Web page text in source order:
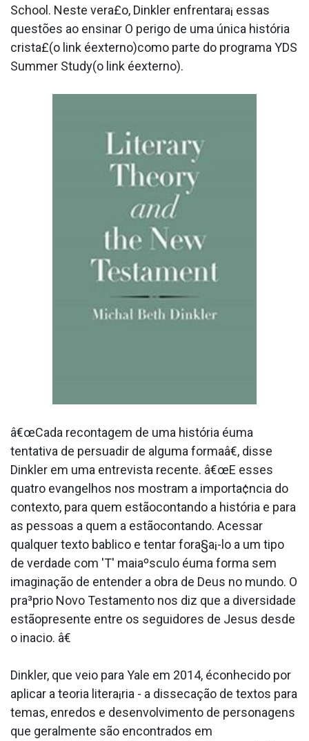
School. Neste vera£o, Dinkler enfrentara¡ essas
questões ao ensinar O perigo de uma única história
crista£(o link éexterno)como parte do programa YDS
Summer Study(o link éexterno).
â€œCada recontagem de uma história éuma
tentativa de persuadir de alguma formaâ€, disse
Dinkler em uma entrevista recente. â€œE esses
quatro evangelhos nos mostram a importa¢ncia do
contexto, para quem estãocontando a história e para
as pessoas a quem a estãocontando. Acessar
qualquer texto ba­blico e tentar fora§a¡-lo a um tipo
de verdade com 'T' maiaºsculo éuma forma sem
imaginação de entender a obra de Deus no mundo. O
pra³prio Novo Testamento nos diz que a diversidade
estãopresente entre os seguidores de Jesus desde
o ina­cio. â€
Dinkler, que veio para Yale em 2014, éconhecido por
aplicar a teoria litera¡ria - a dissecação de textos para
temas, enredos e desenvolvimento de personagens
que geralmente são encontrados em